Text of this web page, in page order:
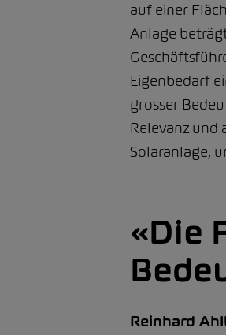
auf einer
Anlage
Eigenbedarf
grosser
Relevanz und
Solaranlage,
Die
Reinhard